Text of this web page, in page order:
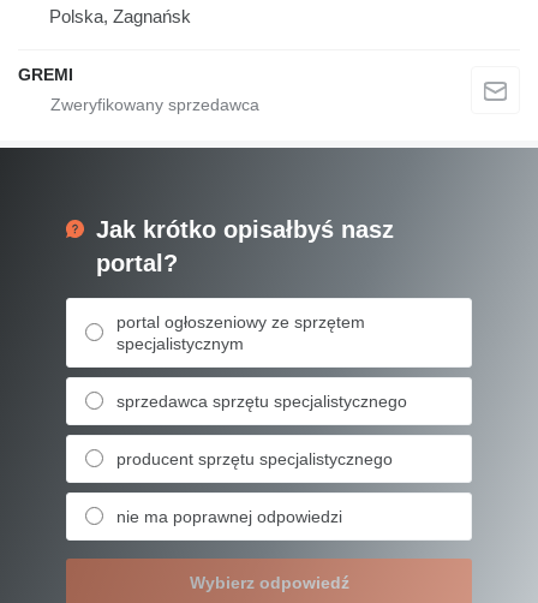
Polska, Zagnańsk
GREMI
Jak krótko opisałbyś nasz
portal?
portal ogłoszeniowy ze sprzętem
specjalistycznym
sprzedawca sprzętu specjalistycznego
producent sprzętu specjalistycznego
nie ma poprawnej odpowiedzi
Wybierz odpowiedź